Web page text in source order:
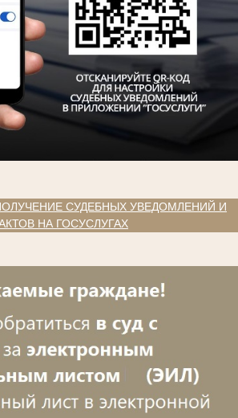
СУДЕБНЫХ УВЕДОМЛЕНИЙ И
НА ГОСУСЛУГАХ